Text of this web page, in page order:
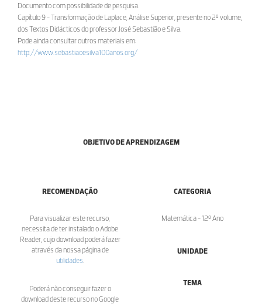
Documento com possibilidade de pesquisa.
Capítulo 9 - Transformação de Laplace, Análise Superior, presente no 2º volume,
dos Textos Didácticos do professor José Sebastião e Silva.
Pode ainda consultar outros materiais em:
http://www.sebastiaoesilva100anos.org/
OBJETIVO DE APRENDIZAGEM
RECOMENDAÇÃO
Para visualizar este recurso,
necessita de ter instalado o Adobe
Reader, cujo download poderá fazer
através da nossa página de
utilidades
Poderá não conseguir fazer o
download deste recurso no Google
CATEGORIA
Matemática - 12º Ano
UNIDADE
TEMA